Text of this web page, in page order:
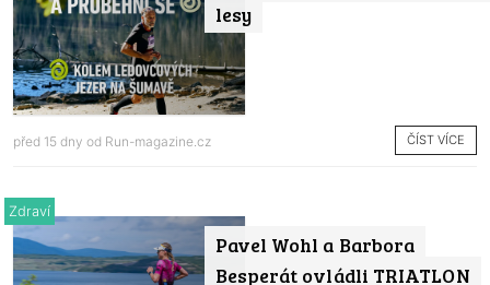
lesy
před 15 dny od Run-magazine.cz ČÍST VÍCE
Pavel Wohl a Barbora
Besperát ovládli TRIATLON
Zdraví